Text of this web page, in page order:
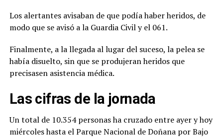
Los alertantes avisaban de que podía haber heridos, de
modo que se avisó a la Guardia Civil y el 061.
Finalmente, a la llegada al lugar del suceso, la pelea se
había disuelto, sin que se produjeran heridos que
precisasen asistencia médica.
Las cifras de la jornada
Un total de 10.354 personas ha cruzado entre ayer y hoy
miércoles hasta el Parque Nacional de Doñana por Bajo